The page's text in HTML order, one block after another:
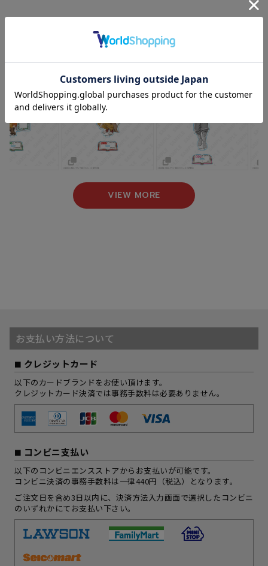
NEW ARRIVAL
新着商品
VIEW MORE
お支払い方法について
クレジットカード
以下のカードブランドをお使い頂けます。
クレジットカード決済では事務手数料は必要ありません。
コンビニ支払い
以下のコンビニエンスストアからお支払いが可能です。
コンビニ決済の事務手数料は一律440円（税込）となります。
ご注文日を含め3日以内に、決済方法入力画面で選択したコンビニ
のいずれかにてお支払い下さい。